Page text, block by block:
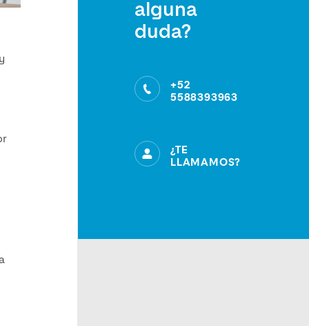
alguna
duda?
+52
5588393963
¿TE
LLAMAMOS?